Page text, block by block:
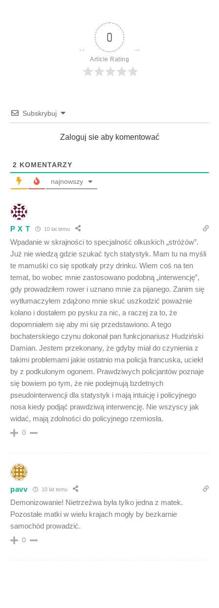
0
Article Rating
Subskrybuj
Zaloguj sie aby komentować
2 KOMENTARZY
najnowszy
P X T 10 lat temu
Wpadanie w skrajności to specjalność olkuskich „stróżów”.
Już nie wiedzą gdzie szukać tych statystyk. Mam tu na myśli
te mamuśki co się spotkały przy drinku. Wiem coś na ten
temat, bo wobec mnie zastosowano podobną „interwencję”,
gdy prowadziłem rower i uznano mnie za pijanego. Zanim się
wytłumaczyłem zdążono mnie skuć uszkodzić poważnie
kolano i dostałem po pysku za nic, a raczej za to, że
dopomniałem się aby mi się przedstawiono. A tego
bochaterskiego czynu dokonał pan funkcjonariusz Hudziński
Damian. Jestem przekonany, że gdyby miał do czynienia z
takimi problemami jakie ostatnio ma policja francuska, uciekł
by z podkulonym ogonem. Prawdziwych policjantów poznaje
się bowiem po tym, że nie podejmują bzdetnych
pseudointerwencji dla statystyk i mają intuicję i policyjnego
nosa kiedy podjąć prawdziwą interwencję. Nie wszyscy jak
widać, mają zdolności do policyjnego rzemiosła.
0
pavv 10 lat temu
Demonizowanie! Nietrzeźwa była tylko jedna z matek.
Pozostałe matki w wielu krajach mogły by bezkarnie
samochód prowadzić.
0